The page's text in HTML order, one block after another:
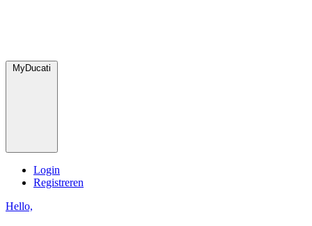
MyDucati
Login
Registreren
Hello,